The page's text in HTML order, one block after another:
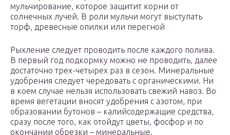
мульчирование, которое защитит корни от
солнечных лучей. В роли мульчи могут выступать
торф, древесные опилки или перегной
Рыхление следует проводить после каждого полива.
В первый год подкормку можно не проводить, далее
достаточно трех-четырех раз в сезон. Минеральные
удобрения следует чередовать с органическими. Ни
в коем случае нельзя использовать свежий навоз. Во
время вегетации вносят удобрения с азотом, при
образовании бутонов – калийсодержащие средства,
сразу после того, как отойдут цветы, фосфор и по
окончании обрезки – минеральные.